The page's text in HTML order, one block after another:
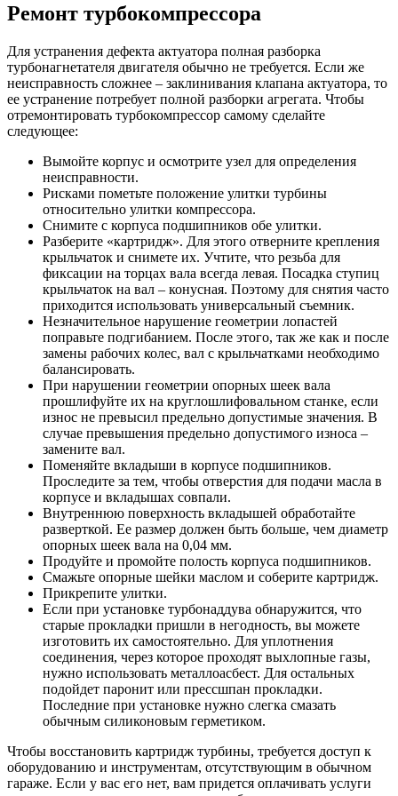
Ремонт турбокомпрессора
Для устранения дефекта актуатора полная разборка
турбонагнетателя двигателя обычно не требуется. Если же
неисправность сложнее – заклинивания клапана актуатора, то
ее устранение потребует полной разборки агрегата. Чтобы
отремонтировать турбокомпрессор самому сделайте
следующее:
Вымойте корпус и осмотрите узел для определения
неисправности.
Рисками пометьте положение улитки турбины
относительно улитки компрессора.
Снимите с корпуса подшипников обе улитки.
Разберите «картридж». Для этого отверните крепления
крыльчаток и снимете их. Учтите, что резьба для
фиксации на торцах вала всегда левая. Посадка ступиц
крыльчаток на вал – конусная. Поэтому для снятия часто
приходится использовать универсальный съемник.
Незначительное нарушение геометрии лопастей
поправьте подгибанием. После этого, так же как и после
замены рабочих колес, вал с крыльчатками необходимо
балансировать.
При нарушении геометрии опорных шеек вала
прошлифуйте их на круглошлифовальном станке, если
износ не превысил предельно допустимые значения. В
случае превышения предельно допустимого износа –
замените вал.
Поменяйте вкладыши в корпусе подшипников.
Проследите за тем, чтобы отверстия для подачи масла в
корпусе и вкладышах совпали.
Внутреннюю поверхность вкладышей обработайте
разверткой. Ее размер должен быть больше, чем диаметр
опорных шеек вала на 0,04 мм.
Продуйте и промойте полость корпуса подшипников.
Смажьте опорные шейки маслом и соберите картридж.
Прикрепите улитки.
Если при установке турбонаддува обнаружится, что
старые прокладки пришли в негодность, вы можете
изготовить их самостоятельно. Для уплотнения
соединения, через которое проходят выхлопные газы,
нужно использовать металлоасбест. Для остальных
подойдет паронит или прессшпан прокладки.
Последние при установке нужно слегка смазать
обычным силиконовым герметиком.
Чтобы восстановить картридж турбины, требуется доступ к
оборудованию и инструментам, отсутствующим в обычном
гараже. Если у вас его нет, вам придется оплачивать услуги